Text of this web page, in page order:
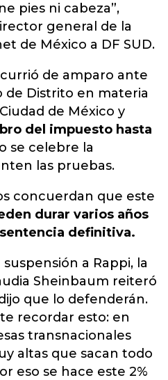
pies ni cabeza”,
general de la
de México a DF SUD.
de amparo ante
de Distrito en materia
de México y
del impuesto hasta
se celebre la
las pruebas.
concuerdan que este
durar varios años
definitiva.
a Rappi, la
Sheinbaum reiteró
que lo defenderán.
recordar esto: en
transnacionales
altas que sacan todo
eso se hace este 2%